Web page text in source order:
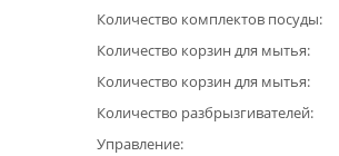
Количество комплектов посуды
Количество корзин для мытья
Количество корзин для мытья
Количество разбрызгивателей
Управление